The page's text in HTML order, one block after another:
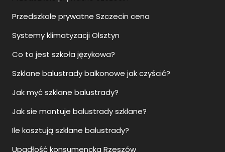
Przedszkole prywatne Szczecin cena
Systemy klimatyzacji Olsztyn
Co to jest szkoła językowa?
Szklane balustrady balkonowe jak czyścić?
Jak myć szklane balustrady?
Jak sie montuje balustrady szklane?
Ile kosztują szklane balustrady?
Upadłość konsumencka Rzeszów